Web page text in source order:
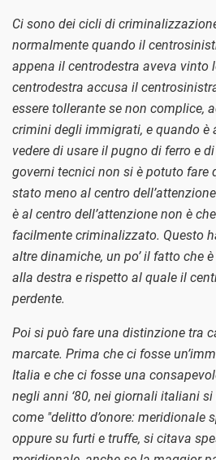
Ci sono dei cicli di
normalmente quando il
appena il centrodestra aveva vinto
centrodestra accusa il
essere tollerante se non complice,
crimini degli immigrati, e quando è
vedere di usare il pugno di ferro e
governi tecnici non si è potuto fare
stato meno al centro
è al centro dell’attenzione non è
facilmente criminalizzato. Questo
altre dinamiche, un po’ il fatto che
alla destra e rispetto al quale il
perdente.
Poi si può fare una distinzione tra
marcate. Prima che ci fosse
Italia e che ci fosse una
negli anni ‘80, nei giornali italiani
come "delitto d’onore: meridionale
oppure su furti e truffe, si citava